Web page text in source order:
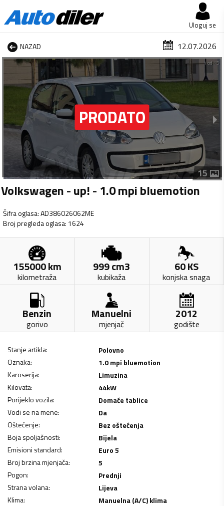
Uloguj se
NAZAD 12.07.2026
1 od 15
15
Volkswagen - up! - 1.0 mpi bluemotion
Šifra oglasa:AD386026062ME
Broj pregleda oglasa: 1624
155000km
kilometraža
999cm3
kubikaža
60KS
konjska snaga
Benzin
gorivo
Manuelni
mjenjač
2012
godište
Stanje artikla:
Polovno
Oznaka:
1.0 mpi bluemotion
Karoserija:
Limuzina
Kilovata: 44kW
Porijeklo vozila:
Domaće tablice
Vodi se na mene:
Da
Oštećenje:
Bez oštećenja
Boja spoljašnosti:
Bijela
Emisioni standard:
Euro 5
Broj brzina mjenjača:
5
Pogon:
Prednji
Strana volana:
Lijeva
Klima:
Manuelna (A/C) klima